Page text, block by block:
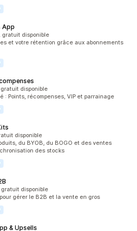
App
gratuit disponible
et votre rétention grâce aux abonnements
disponible
: Points, récompenses, VIP et parrainage
disponible
du BYOB, du BOGO et des ventes
des stocks
gratuit disponible
gérer le B2B et la vente en gros
& Upsells